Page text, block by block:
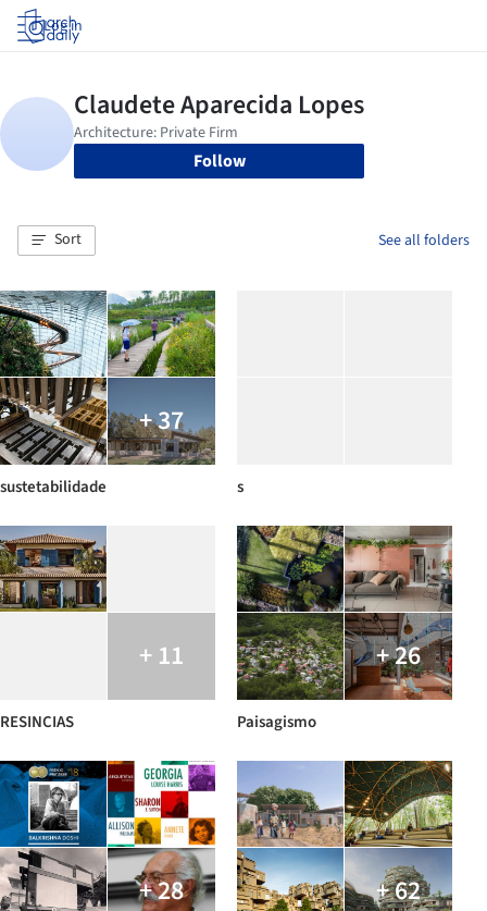
Log in
Follow
Sort See all folders
+ 37
sustetabilidade s
+ 11
RESINCIAS
+ 26
Paisagismo
+ 28 + 62